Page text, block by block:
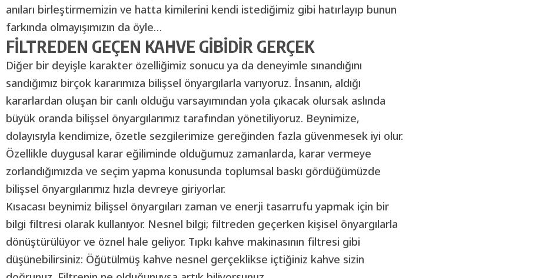
anıları birleştirmemizin ve hatta kimilerini kendi istediğimiz gibi hatırlayıp bunun
farkında olmayışımızın da öyle…
FİLTREDEN GEÇEN KAHVE GİBİDİR GERÇEK
Diğer bir deyişle karakter özelliğimiz sonucu ya da deneyimle sınandığını
sandığımız birçok kararımıza bilişsel önyargılarla varıyoruz. İnsanın, aldığı
kararlardan oluşan bir canlı olduğu varsayımından yola çıkacak olursak aslında
büyük oranda bilişsel önyargılarımız tarafından yönetiliyoruz. Beynimize,
dolayısıyla kendimize, özetle sezgilerimize gereğinden fazla güvenmesek iyi olur.
Özellikle duygusal karar eğiliminde olduğumuz zamanlarda, karar vermeye
zorlandığımızda ve seçim yapma konusunda toplumsal baskı gördüğümüzde
bilişsel önyargılarımız hızla devreye giriyorlar.
Kısacası beynimiz bilişsel önyargıları zaman ve enerji tasarrufu yapmak için bir
bilgi filtresi olarak kullanıyor. Nesnel bilgi; filtreden geçerken kişisel önyargılarla
dönüştürülüyor ve öznel hale geliyor. Tıpkı kahve makinasının filtresi gibi
düşünebilirsiniz: Öğütülmüş kahve nesnel gerçeklikse içtiğiniz kahve sizin